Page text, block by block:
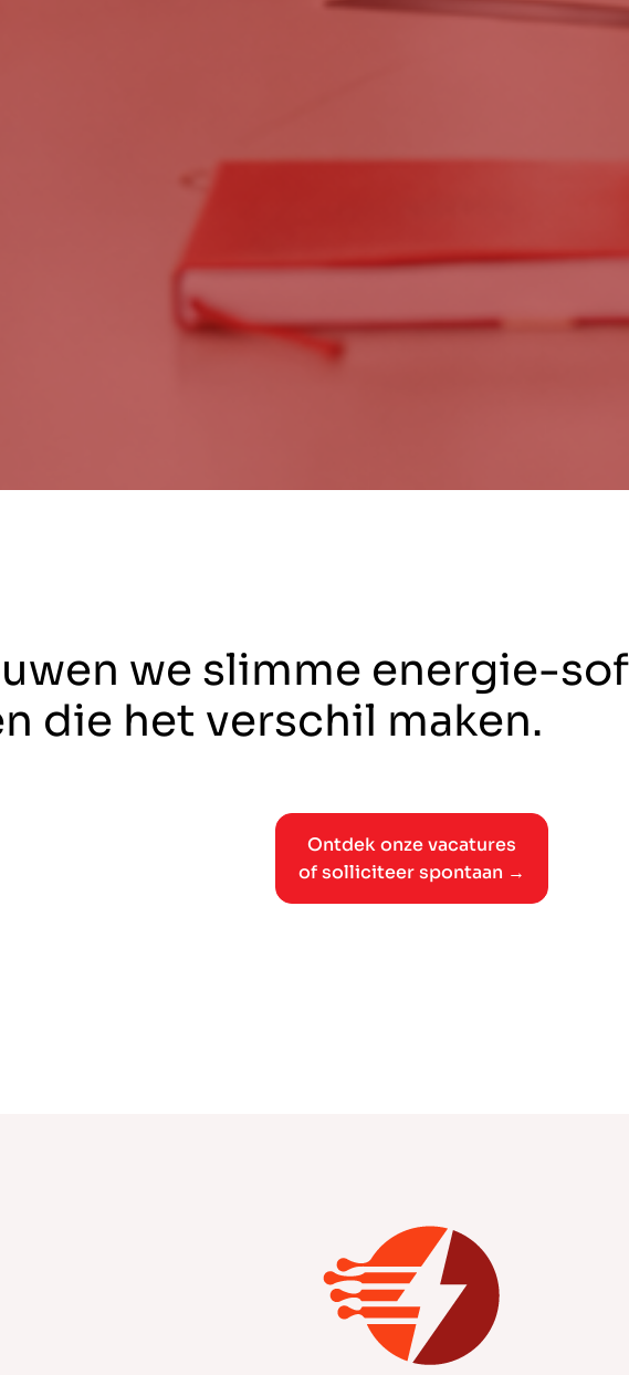
we slimme energie-
die het verschil maken.
Ontdek onze vacatures
of solliciteer spontaan →